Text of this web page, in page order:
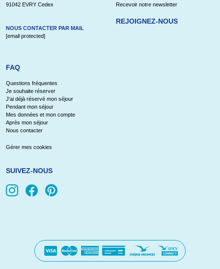
91042 EVRY Cedex
NOUS CONTACTER PAR MAIL
[email protected]
Recevoir notre newsletter
REJOIGNEZ-NOUS
FAQ
Questions fréquentes
Je souhaite réserver
J'ai déjà réservé mon séjour
Pendant mon séjour
Mes données et mon compte
Après mon séjour
Nous contacter
Gérer mes cookies
SUIVEZ-NOUS